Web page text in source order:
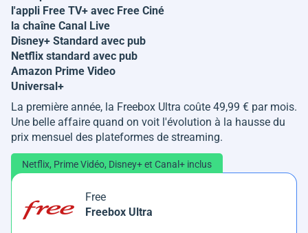
l'appli Free TV+ avec Free Ciné
la chaîne Canal Live
Disney+ Standard avec pub
Netflix standard avec pub
Amazon Prime Video
Universal+
La première année, la Freebox Ultra coûte 49,99 € par mois.
Une belle affaire quand on voit l'évolution à la hausse du
prix mensuel des plateformes de streaming.
Netflix, Prime Vidéo, Disney+ et Canal+ inclus
Free
Freebox Ultra